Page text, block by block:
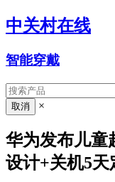
中关村在线
智能穿戴
×
华为发布儿童
设计+关机5